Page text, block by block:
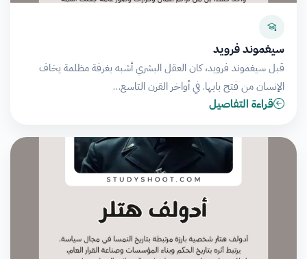
سيغموند فرويد
قبل سيغموند فرويد، كان العقل البشري أشبه بغرفة مظلمة يخاف
الإنسان من فتح بابها. في أواخر القرن التاسع…
قراءة التفاصيل